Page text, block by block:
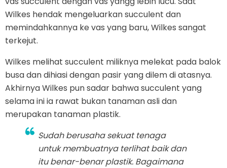
Wilkes hendak mengeluarkan succulent dan
memindahkannya ke vas yang baru, Wilkes sangat
terkejut.
Wilkes melihat succulent miliknya melekat pada balok
busa dan dihiasi dengan pasir yang dilem di atasnya.
Akhirnya Wilkes pun sadar bahwa succulent yang
selama ini ia rawat bukan tanaman asli dan
merupakan tanaman plastik.
Sudah berusaha sekuat tenaga
untuk membuatnya terlihat baik dan
itu benar-benar plastik. Bagaimana